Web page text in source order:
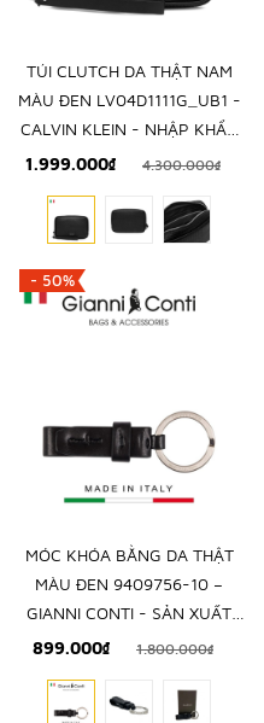
TÚI CLUTCH DA THẬT NAM
MÀU ĐEN LV04D1111G_UB1 -
CALVIN KLEIN - NHẬP KHẨU
CHÍNH HÃNG TỪ Ý
1.999.000₫ 4.300.000₫
- 50%
MÓC KHÓA BẰNG DA THẬT
MÀU ĐEN 9409756-10 –
GIANNI CONTI - SẢN XUẤT
THỦ CÔNG TẠI ITALY
899.000₫ 1.800.000₫